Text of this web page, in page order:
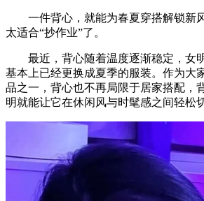
一件背心，就能为春夏穿搭解锁新
太适合“抄作业”了。
最近，背心随着温度逐渐稳定，女
基本上已经更换成夏季的服装。作为大
品之一，背心也不再局限于居家搭配，
明就能让它在休闲风与时髦感之间轻松